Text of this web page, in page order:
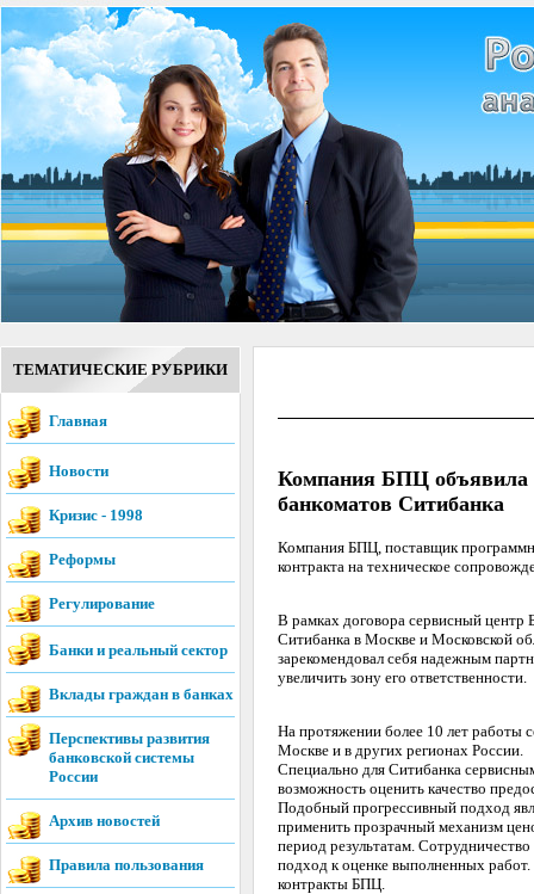
ТЕМАТИЧЕСКИЕ РУБРИКИ
Главная
Новости
Кризис - 1998
Реформы
Регулирование
Банки и реальный сектор
Вклады граждан в банках
Перспективы развития
банковской системы
России
Архив новостей
Правила пользования
Компания БПЦ объявила
банкоматов Ситибанка
Компания БПЦ, поставщик
контракта на техническое
В рамках договора сервисный центр
Ситибанка в Москве и Московской
зарекомендовал себя надежным
увеличить зону его ответственности.
На протяжении более 10 лет работы
Москве и в других регионах России.
Специально для Ситибанка
возможность оценить качество
Подобный прогрессивный подход
применить прозрачный механизм
период результатам.
подход к оценке выполненных
контракты БПЦ.